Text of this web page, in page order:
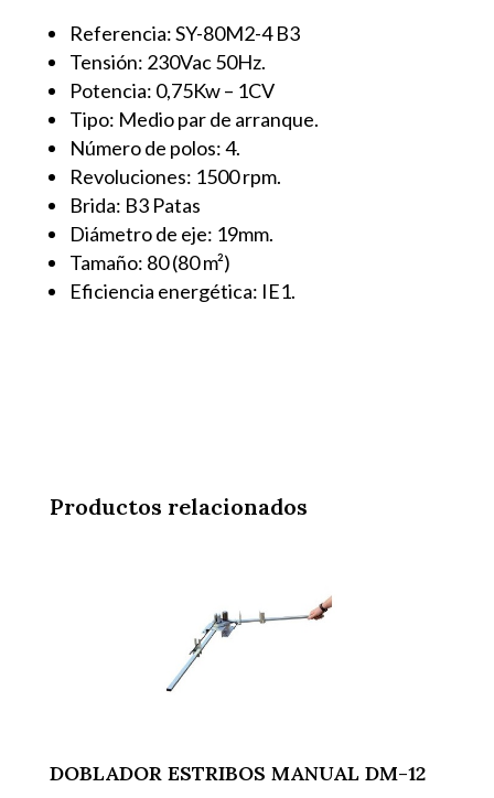
Referencia: SY-80M2-4 B3
Tensión: 230Vac 50Hz.
Potencia: 0,75Kw – 1CV
Tipo: Medio par de arranque.
Número de polos: 4.
Revoluciones: 1500 rpm.
Brida: B3 Patas
Diámetro de eje: 19mm.
Tamaño: 80 (80 m²)
Eficiencia energética: IE1.
Productos relacionados
DOBLADOR ESTRIBOS MANUAL DM-12